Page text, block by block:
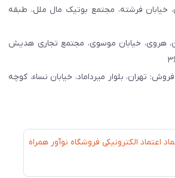
خیابان فرشته، مجتمع بوتیک مال ملل، طبقه
تهران، هروی، خیابان موسوی، مجتمع تجاری هدیش
تهران، بلوار میرداماد، خیابان نساء، کوچه